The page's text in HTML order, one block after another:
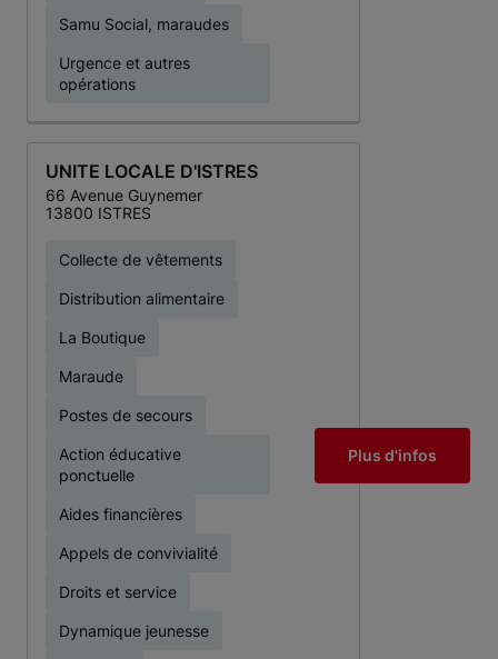
Samu Social, maraudes
Urgence et autres
opérations
UNITE LOCALE D'ISTRES
66 Avenue Guynemer
13800 ISTRES
Collecte de vêtements
Distribution alimentaire
La Boutique
Maraude
Postes de secours
Action éducative
ponctuelle
Aides financières
Appels de convivialité
Droits et service
Dynamique jeunesse
Plus d'infos